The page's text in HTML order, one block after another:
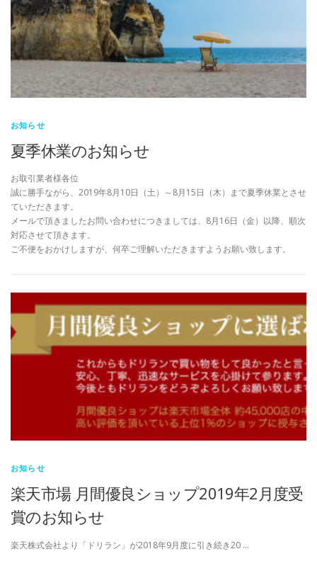
お知らせ
夏季休業のお知らせ
お取引業者様各位
誠に勝手ながら、2019年8月10日（土）～8月15日（木）まで夏季休業とさせ
ていただきます。
メールで頂きましたお問い合わせにつきましては、8月16日（金）以降、順次
対応させて頂きます。
ご不便をおかけしますが、何卒ご理解いただきますようお願い致します。
お知らせ
楽天市場 月間優良ショップ2019年2月度受
賞のお知らせ
楽天株式会社より「ドリラン」が2018年9月度に引き続き20 …